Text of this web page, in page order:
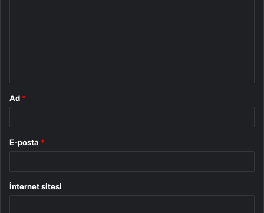
Ad *
E-posta *
İnternet sitesi